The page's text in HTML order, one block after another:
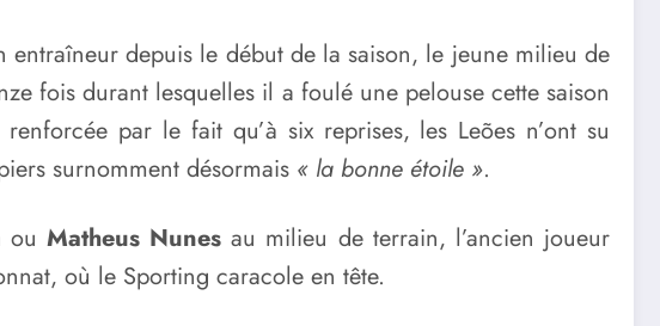
entraîneur depuis le début de la saison, le jeune milieu de
fois durant lesquelles il a foulé une pelouse cette saison
par le fait qu’à six reprises, les Leões n’ont su
surnomment désormais « la bonne étoile ».
ou Matheus Nunes au milieu de terrain, l’ancien joueur
où le Sporting caracole en tête.